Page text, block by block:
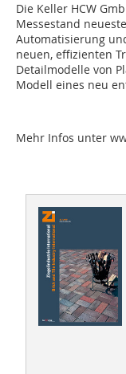
Die Keller HCW
Messestand
Automatisierung
neuen, effizienten
Detailmodelle von
Modell eines neu
Mehr Infos unter